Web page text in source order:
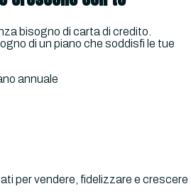
bisogno di carta di credito.
di un piano che soddisfi le tue
annuale
per vendere, fidelizzare e crescere